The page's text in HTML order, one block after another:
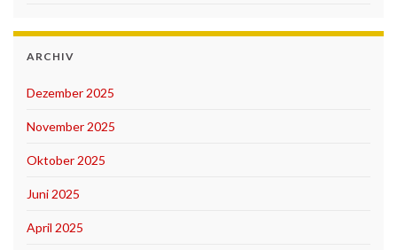
ARCHIV
Dezember 2025
November 2025
Oktober 2025
Juni 2025
April 2025